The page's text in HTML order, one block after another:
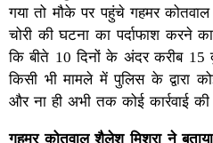
गया तो मौके पर पहुंचे गहमर
चोरी की घटना का पर्दाफाश करने
कि बीते 10 दिनों के अंदर करीब 15
किसी भी मामले में पुलिस के द्वारा
और ना ही अभी तक कोई कार्रवाई
गहमर कोतवाल शैलेश मिश्रा ने